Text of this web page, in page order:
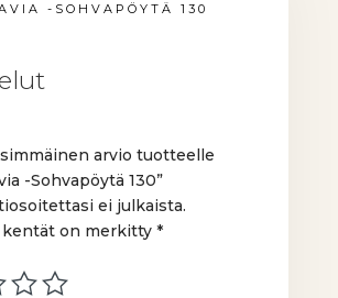
-SOHVAPÖYTÄ 130
arvio tuotteelle
-Sohvapöytä 130”
ei julkaista.
kentät on merkitty*